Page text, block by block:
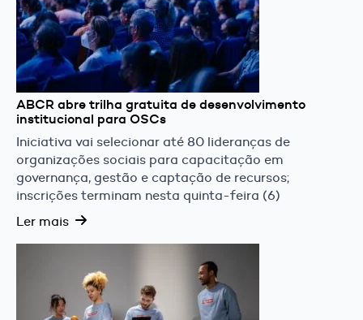
ABCR abre trilha gratuita de desenvolvimento
institucional para OSCs
Iniciativa vai selecionar até 80 lideranças de
organizações sociais para capacitação em
governança, gestão e captação de recursos;
inscrições terminam nesta quinta-feira (6)
Ler mais